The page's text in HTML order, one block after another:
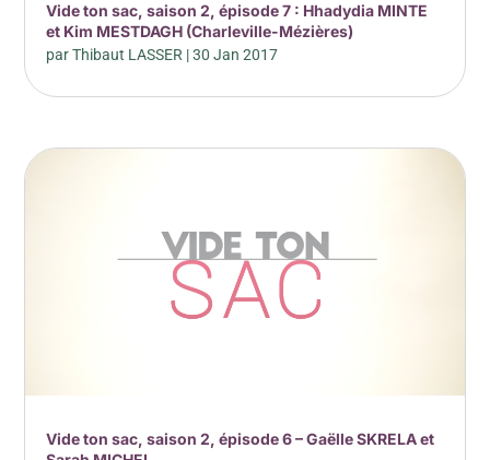
Vide ton sac, saison 2, épisode 7 : Hhadydia MINTE
et Kim MESTDAGH (Charleville-Mézières)
parThibaut LASSER |30 Jan 2017
Vide ton sac, saison 2, épisode 6 – Gaëlle SKRELA et